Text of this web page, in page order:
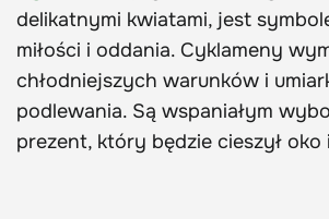
delikatnymi kwiatami, jest
miłości i oddania. Cyklameny
chłodniejszych warunków i
podlewania. Są wspaniałym
prezent, który będzie cieszył oko